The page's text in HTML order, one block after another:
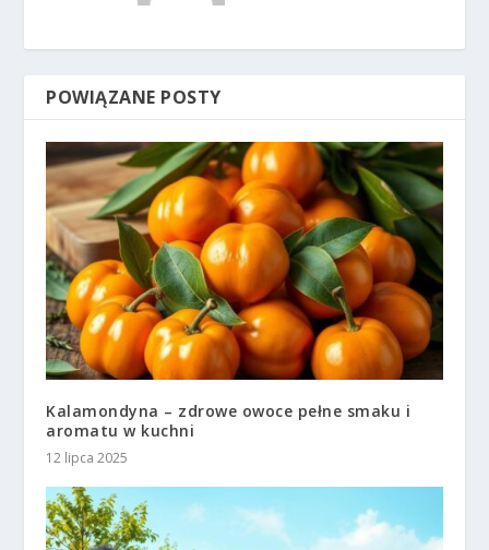
POWIĄZANE POSTY
Kalamondyna – zdrowe owoce pełne smaku i
aromatu w kuchni
12 lipca 2025